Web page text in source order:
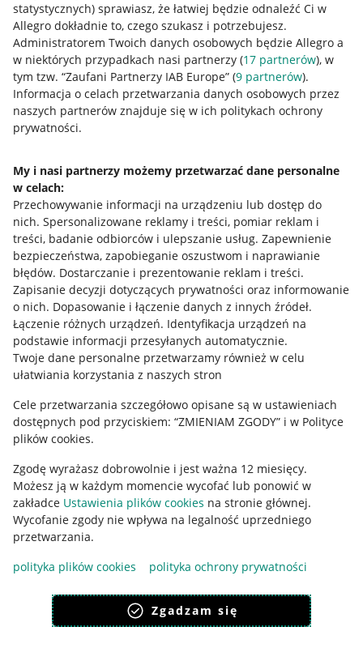
statystycznych) sprawiasz, że łatwiej będzie odnaleźć Ci w
Allegro dokładnie to, czego szukasz i potrzebujesz.
Administratorem Twoich danych osobowych będzie Allegro a
w niektórych przypadkach nasi partnerzy (17 partnerów), w
tym tzw. “Zaufani Partnerzy IAB Europe” (9 partnerów).
Informacja o celach przetwarzania danych osobowych przez
naszych partnerów znajduje się w ich politykach ochrony
prywatności.
My i nasi partnerzy możemy przetwarzać dane personalne
w celach:
Przechowywanie informacji na urządzeniu lub dostęp do
nich. Spersonalizowane reklamy i treści, pomiar reklam i
treści, badanie odbiorców i ulepszanie usług. Zapewnienie
bezpieczeństwa, zapobieganie oszustwom i naprawianie
błędów. Dostarczanie i prezentowanie reklam i treści.
Zapisanie decyzji dotyczących prywatności oraz informowanie
o nich. Dopasowanie i łączenie danych z innych źródeł.
Łączenie różnych urządzeń. Identyfikacja urządzeń na
podstawie informacji przesyłanych automatycznie.
Twoje dane personalne przetwarzamy również w celu
ułatwiania korzystania z naszych stron
Cele przetwarzania szczegółowo opisane są w ustawieniach
dostępnych pod przyciskiem: “ZMIENIAM ZGODY” i w Polityce
plików cookies.
Zgodę wyrażasz dobrowolnie i jest ważna 12 miesięcy.
Możesz ją w każdym momencie wycofać lub ponowić w
zakładce Ustawienia plików cookies na stronie głównej.
Wycofanie zgody nie wpływa na legalność uprzedniego
przetwarzania.
polityka plików cookies
polityka ochrony prywatności
Zgadzam się
Przydatne informacje
Jak to działa
Allegro Gadane dla sprzedających
Allegro Gadane dla kupujących
Mapa miejscowości
Informacje prawne
Regulamin
Polityka plików "cookies"
Ustawienia plików "cookies"
Udostępnianie lokalizacji
Informacje dla Aktu o Usługach Cyfrowych
Pobierz aplikację